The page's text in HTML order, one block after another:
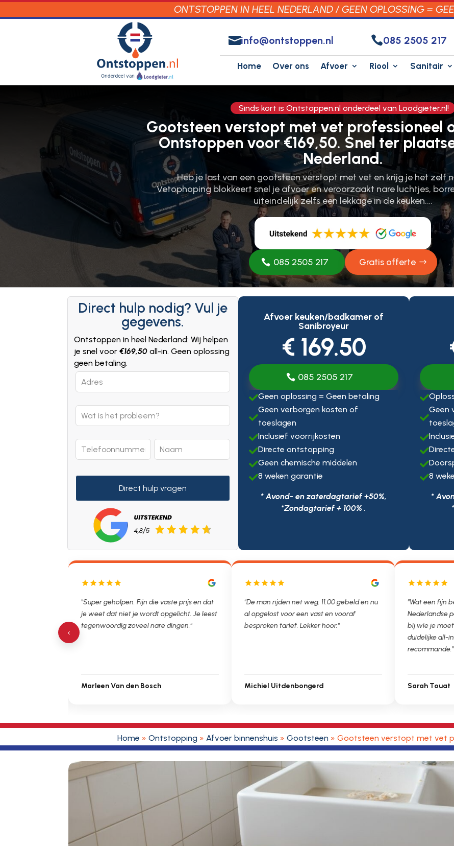
ONTSTOPPEN IN HEEL NEDERLAND / GEEN OPLOSSING =
info@ontstoppen.nl 085 2505 217
Home Over ons Afvoer Riool Sanitair
Sinds kort is Ontstoppen.nl onderdeel van Loodgieter.nl!
Gootsteen verstopt met vet professioneel
Ontstoppen voor €169,50. Snel ter
Nederland.
Heb je last van een gootsteen verstopt met vet en krijg je het zelf
Vetophoping blokkeert snel je afvoer en veroorzaakt nare luchtjes,
uiteindelijk zelfs een lekkage in de keuken.​…
085 2505 217 Gratis offerte
Direct hulp nodig? Vul je
gegevens.
Ontstoppen in heel Nederland: Wij helpen
je snel voor €169,50 all-in. Geen oplossing
geen betaling.
Leave
this
blank
Direct hulp vragen
Afvoer keuken/badkamer of
Sanibroyeur
€ 169.50
085 2505 217
Geen oplossing = Geen betaling

Geen verborgen kosten of
toeslagen
Inclusief voorrijkosten
Directe ontstopping
Geen chemische middelen
8 weken garantie
* Avond- en zaterdagtarief +50%,
*Zondagtarief + 100% .


Geen



8
*
"Super geholpen. Fijn die vaste prijs en dat
je weet dat niet je wordt opgelicht. Je leest
tegenwoordig zoveel nare dingen."
Marleen Van den Bosch
"De man rijden net weg. 11.00 gebeld en nu
al opgelost voor een vast en vooraf
besproken tarief. Lekker hoor."
Michiel Uitdenbongerd
"Wat een fijn
Nederlandse
bij wie je
duidelijke all-
recommande."
Sarah Touat
‹
Home » Ontstopping » Afvoer binnenshuis » Gootsteen » Gootsteen verstopt met vet